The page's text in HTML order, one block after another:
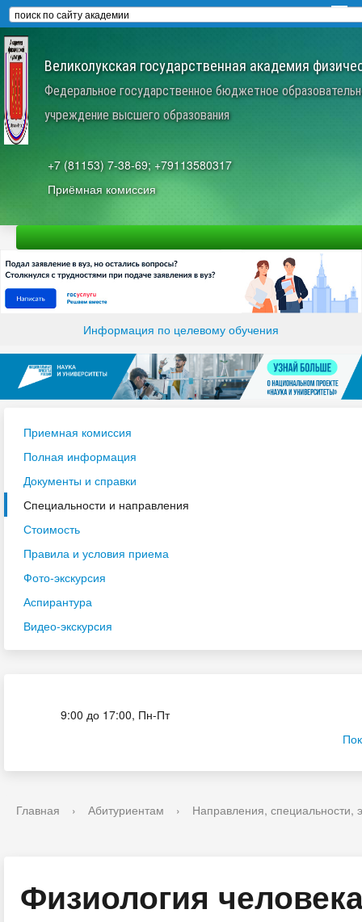
Великолукская государственная академия
Федеральное государственное бюджетное
учреждение высшего образования
+7 (81153) 7-38-69; +79113580317
Приёмная комиссия
Информация по целевому обучения
Приемная комиссия
Полная информация
Документы и справки
Специальности и направления
Стоимость
Правила и условия приема
Фото-экскурсия
Аспирантура
Видео-экскурсия
9:00 до 17:00, Пн-Пт
Главная › Абитуриентам › Направления, специальности,
Физиология